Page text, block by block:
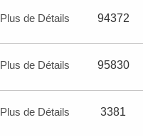
Plus de Détails 94372
Plus de Détails 95830
Plus de Détails 3381